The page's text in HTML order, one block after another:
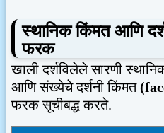
स्थानिक किंमत आणि
फरक
खाली दर्शविलेले सारणी
आणि संख्येचे दर्शनी किंमत
फरक सूचीबद्ध करते.